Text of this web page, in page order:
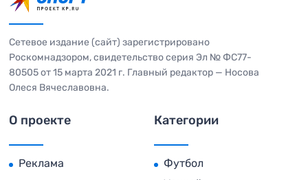
Сетевое издание (сайт) зарегистрировано
Роскомнадзором, свидетельство серия Эл № ФС77-
80505 от 15 марта 2021 г. Главный редактор — Носова
Олеся Вячеславовна.
О проекте
Реклама
Категории
Футбол